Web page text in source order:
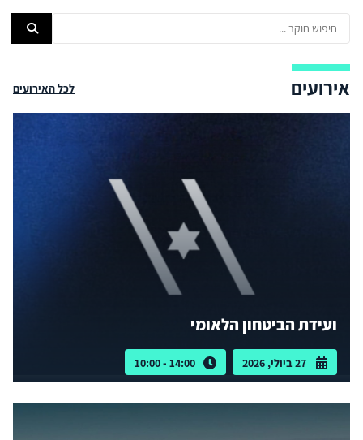
אירועים לכל האירועים
ועידת הביטחון הלאומי
27 ביולי, 2026 14:00 - 10:00